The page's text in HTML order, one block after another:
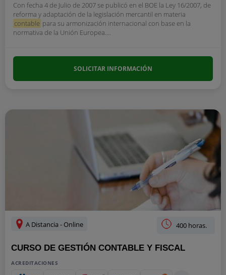
Con fecha 4 de Julio de 2007 se publicó en el BOE la Ley 16/2007, de
reforma y adaptación de la legislación mercantil en materia
contable para su armonización internacional con base en la
normativa de la Unión Europea....
SOLICITAR INFORMACIÓN
A Distancia - Online 400 horas.
CURSO DE GESTIÓN CONTABLE Y FISCAL
ACREDITACIONES